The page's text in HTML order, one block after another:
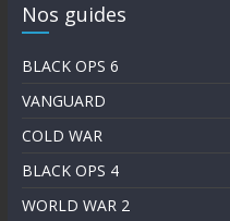
Nos guides
BLACK OPS 6
VANGUARD
COLD WAR
BLACK OPS 4
WORLD WAR 2